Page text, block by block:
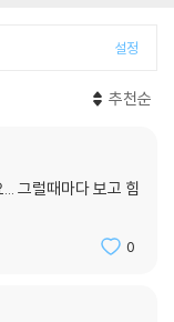
설정
추천순
그럴때마다 보고 힘
0